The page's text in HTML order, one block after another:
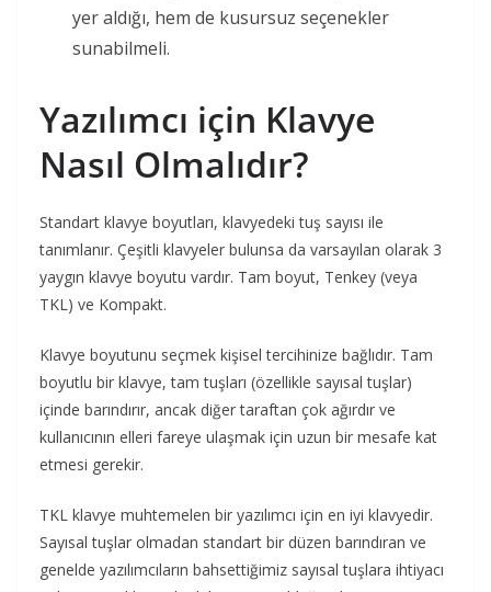
yer aldığı, hem de kusursuz seçenekler
sunabilmeli.
Yazılımcı için Klavye
Nasıl Olmalıdır?
Standart klavye boyutları, klavyedeki tuş sayısı ile
tanımlanır. Çeşitli klavyeler bulunsa da varsayılan olarak 3
yaygın klavye boyutu vardır. Tam boyut, Tenkey (veya
TKL) ve Kompakt.
Klavye boyutunu seçmek kişisel tercihinize bağlıdır. Tam
boyutlu bir klavye, tam tuşları (özellikle sayısal tuşlar)
içinde barındırır, ancak diğer taraftan çok ağırdır ve
kullanıcının elleri fareye ulaşmak için uzun bir mesafe kat
etmesi gerekir.
TKL klavye muhtemelen bir yazılımcı için en iyi klavyedir.
Sayısal tuşlar olmadan standart bir düzen barındıran ve
genelde yazılımcıların bahsettiğimiz sayısal tuşlara ihtiyacı